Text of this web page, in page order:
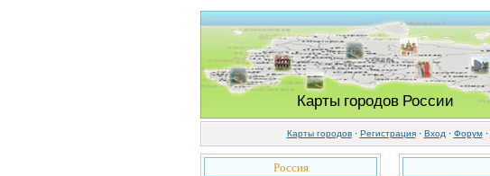
Карты городов России
Карты городов· Регистрация· Вход · Форум·
Россия